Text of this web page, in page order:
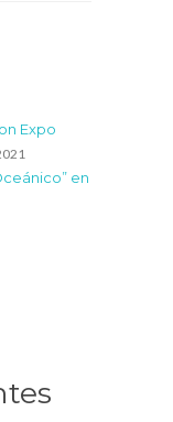
Expo
en